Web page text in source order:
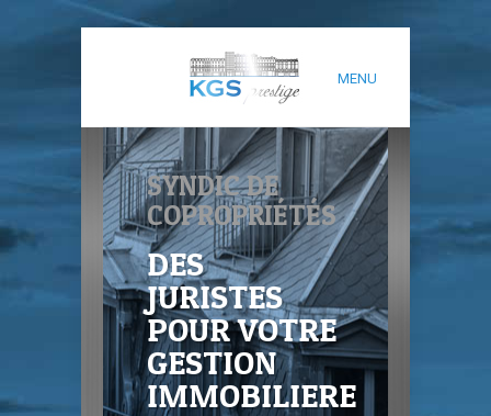
MENU
SYNDIC DE
COPROPRIÉTÉS
DES
JURISTES
POUR VOTRE
GESTION
IMMOBILIERE